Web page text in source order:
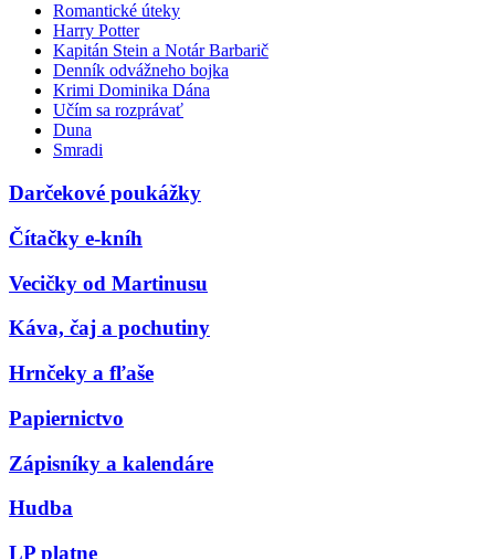
Romantické úteky
Harry Potter
Kapitán Stein a Notár Barbarič
Denník odvážneho bojka
Krimi Dominika Dána
Učím sa rozprávať
Duna
Smradi
Darčekové poukážky
Čítačky e-kníh
Vecičky od Martinusu
Káva, čaj a pochutiny
Hrnčeky a fľaše
Papiernictvo
Zápisníky a kalendáre
Hudba
LP platne